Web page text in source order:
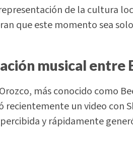
de la cultura
que este momento sea
musical entre
más conocido como
un video con
y rápidamente